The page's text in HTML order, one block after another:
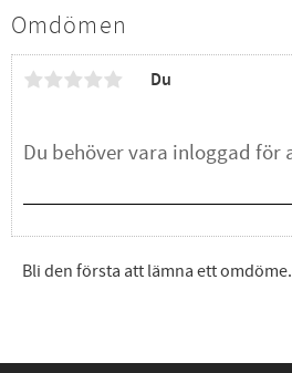
Omdömen
Du
Bli den första att lämna ett omdöme.